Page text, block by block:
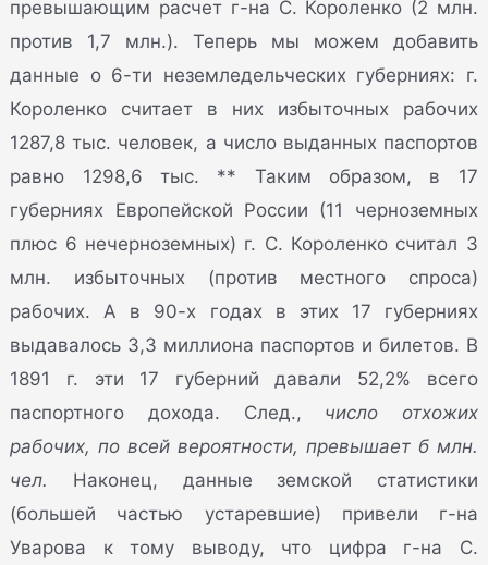
превышающим расчет г-на С. Короленко (2 млн.
против 1,7 млн.). Теперь мы можем добавить
данные о 6-ти неземледельческих губерниях: г.
Короленко считает в них избыточных рабочих
1287,8 тыс. человек, а число выданных паспортов
равно 1298,6 тыс. ** Таким образом, в 17
губерниях Европейской России (11 черноземных
плюс 6 нечерноземных) г. С. Короленко считал 3
млн. избыточных (против местного спроса)
рабочих. А в 90-х годах в этих 17 губерниях
выдавалось 3,3 миллиона паспортов и билетов. В
1891 г. эти 17 губерний давали 52,2% всего
паспортного дохода. След., число отхожих
рабочих, по всей вероятности, превышает б млн.
чел. Наконец, данные земской статистики
(большей частью устаревшие) привели г-на
Уварова к тому выводу, что цифра г-на С.